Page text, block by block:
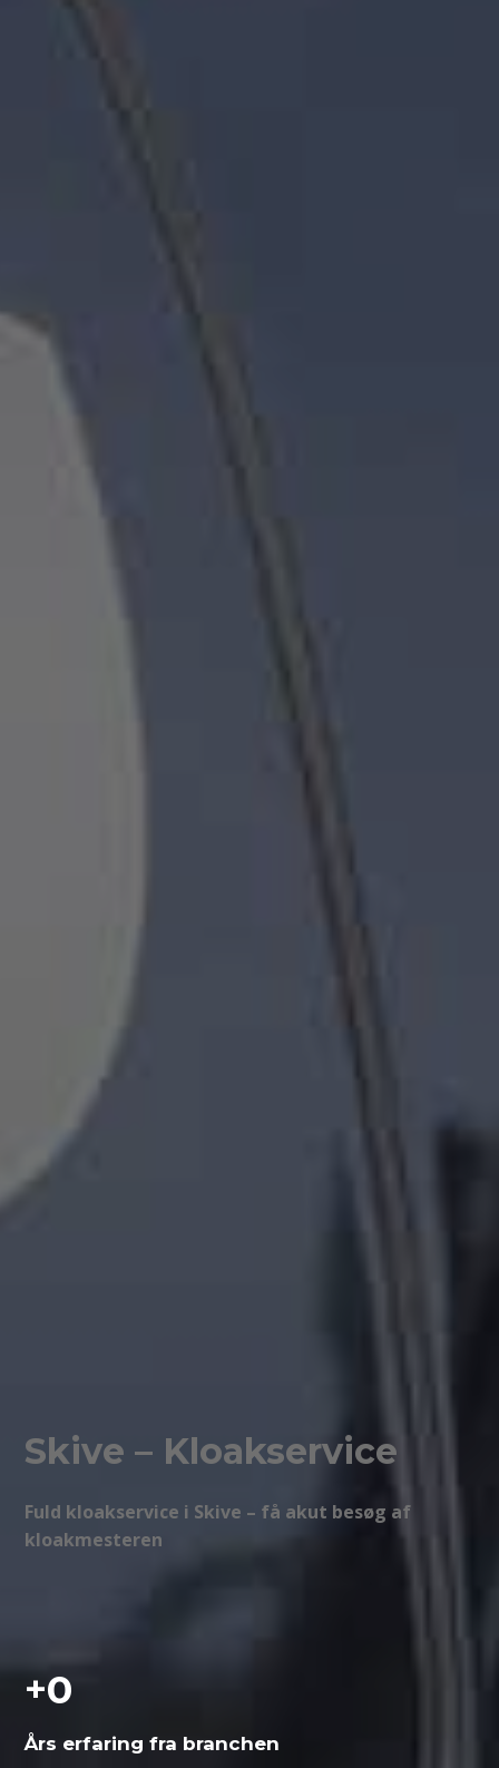
Skive – Kloakservice
Fuld kloakservice i Skive – få akut besøg af
kloakmesteren
+0
Års erfaring fra branchen